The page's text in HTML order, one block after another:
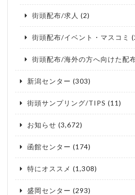
街頭配布/求人 (2)
街頭配布/イベント・マスコミ
街頭配布/海外の方へ向けた配
新潟センター (303)
街頭サンプリング/TIPS (11)
お知らせ (3,672)
函館センター (174)
特にオススメ (1,308)
盛岡センター (293)